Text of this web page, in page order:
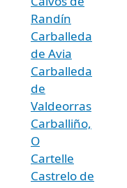
Randín
Carballeda
de Avia
Carballeda
de
Valdeorras
Carballiño,
O
Cartelle
Castrelo de